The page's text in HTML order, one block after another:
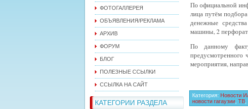
ФОТОГАЛЛЕРЕЯ
ОБЪЯВЛЕНИЯ/РЕКЛАМА
АРХИВ
ФОРУМ
БЛОГ
ПОЛЕЗНЫЕ ССЫЛКИ
ССЫЛКА НА САЙТ
КАТЕГОРИИ РАЗДЕЛА
По официальной
лица путём
денежные
машины, 2
По данному
мероприятия,
Категория: Новости
новости гагаузии ТВ